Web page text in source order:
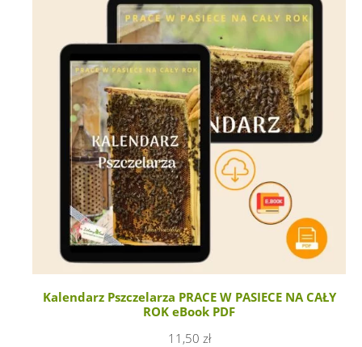
Kalendarz Pszczelarza PRACE W PASIECE NA CAŁY
ROK eBook PDF
11,50 zł